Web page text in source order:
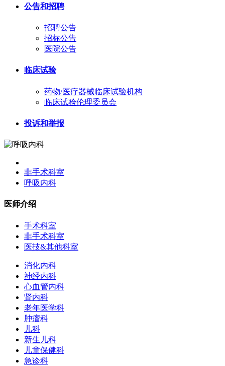
公告和招聘
招聘公告
招标公告
医院公告
临床试验
药物/医疗器械临床试验机构
临床试验伦理委员会
投诉和举报
非手术科室
呼吸内科
医师介绍
手术科室
非手术科室
医技&其他科室
消化内科
神经内科
心血管内科
肾内科
老年医学科
肿瘤科
儿科
新生儿科
儿童保健科
急诊科